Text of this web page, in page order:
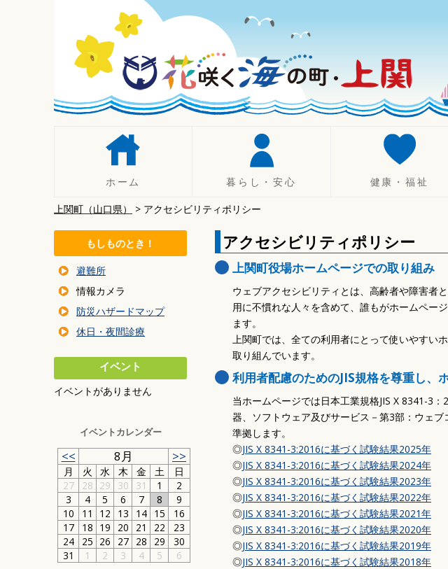
動
ホーム 暮らし・安心
人権
手続き
税について
年金
暮らしの相談
暮らしの環境
交通・乗り物
住まい・建築・道路
防災・安全
事業者の方へ
ごみ
健康・福祉
健康診断・相談
休日・夜間診療
健康保険
後期高齢者医療制
介護保険
障がい福祉
生活支援・特別弔
予防接種
上関町（山口県） > アクセシビリティポリシー
アクセシビリティポリシー
上関町役場ホームページでの取り組み
ウェブアクセシビリティとは、高齢者や障害者
用に不慣れな人々を含めて、誰もがホームペー
ます。
上関町では、全ての利用者にとって使いやすい
取り組んでいます。
利用者配慮のためのJIS規格を尊重し、
当ホームページでは日本工業規格JIS X 8341-3
器、ソフトウェア及びサービス－第3部：ウェ
準拠します。
◎JIS X 8341-3:2016に基づく試験結果2025年
◎JIS X 8341-3:2016に基づく試験結果2024年
◎JIS X 8341-3:2016に基づく試験結果2023年
◎JIS X 8341-3:2016に基づく試験結果2022年
◎JIS X 8341-3:2016に基づく試験結果2021年
◎JIS X 8341-3:2016に基づく試験結果2020年
◎JIS X 8341-3:2016に基づく試験結果2019年
◎JIS X 8341-3:2016に基づく試験結果2018年
もしものとき！
避難所
情報カメラ
防災ハザードマップ
休日・夜間診療
イベント
イベントがありません
イベントカレンダー
<< 8月 >>
月 火 水 木 金 土
日
27
28 29 30 31 1
2
3
4 5 6 7 8
9
10
11 12 13 14 15
16
17
18 19 20 21 22
23
24
25 26 27 28 29
30
31
1 2 3 4 5 6